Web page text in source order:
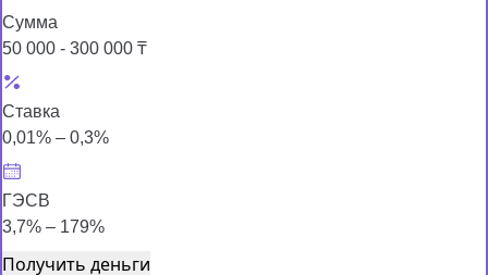
Сумма
50 000 - 300 000 ₸
Ставка
0,01% – 0,3%
ГЭСВ
3,7% – 179%
Получить деньги